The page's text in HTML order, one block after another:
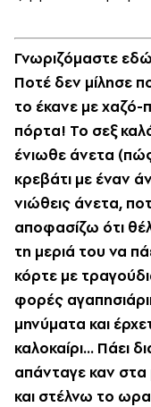
Γνωριζόμαστε
Ποτέ δεν μίλησε
το έκανε με χαζό-
πόρτα! Το σεξ
ένιωθε άνετα
κρεβάτι με έναν
νιώθεις άνετα,
αποφασίζω ότι
τη μεριά του να
κόρτε με
φορές
μηνύματα και
καλοκαίρι... Πάει
απάνταγε καν στα
και στέλνω το